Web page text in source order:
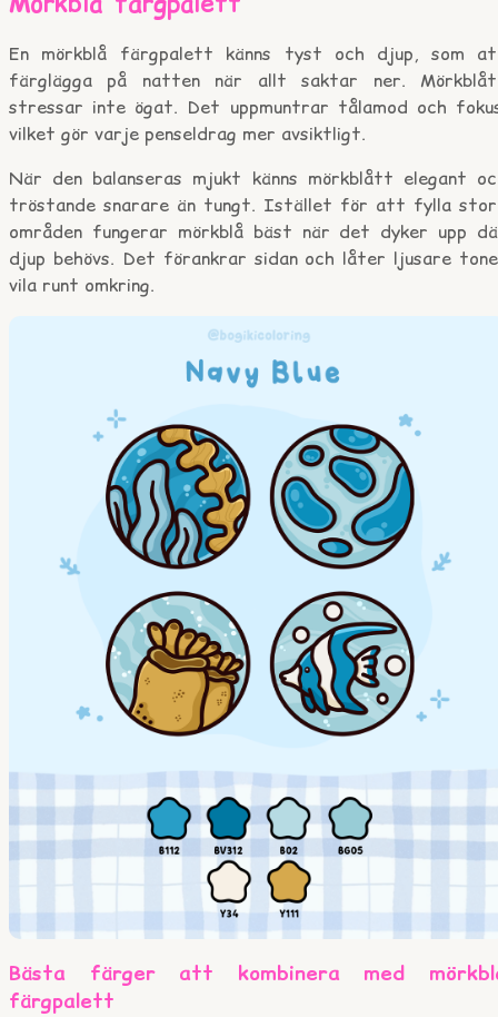
En mörkblå färgpalett känns tyst och djup, som
färglägga på natten när allt saktar ner.
stressar inte ögat. Det uppmuntrar tålamod och
vilket gör varje penseldrag mer avsiktligt.
När den balanseras mjukt känns mörkblått elegant
tröstande snarare än tungt. Istället för att fylla
områden fungerar mörkblå bäst när det dyker upp
djup behövs. Det förankrar sidan och låter ljusare
vila runt omkring.
Bästa färger att kombinera med
färgpalett